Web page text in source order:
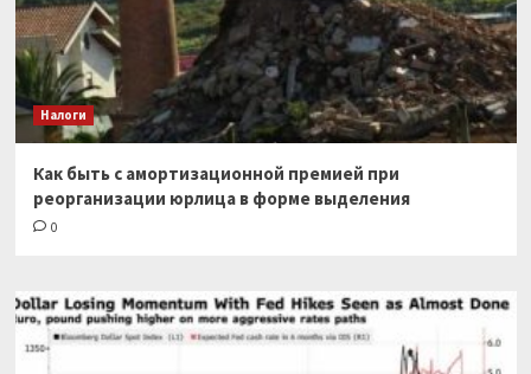
Налоги
Как быть с амортизационной премией при
реорганизации юрлица в форме выделения
0